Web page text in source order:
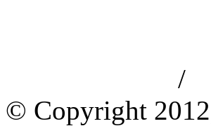
/
© Copyright